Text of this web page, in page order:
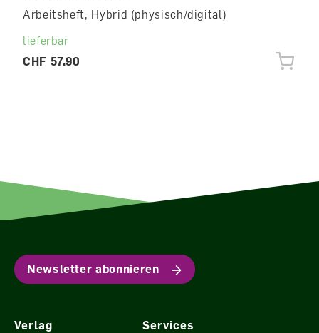
Arbeitsheft, Hybrid (physisch/digital)
lieferbar
CHF 57.90
Newsletter abonnieren
Verlag
Services